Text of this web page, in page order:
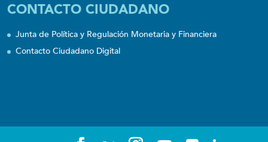
CONTACTO CIUDADANO
Junta de Política y Regulación Monetaria y Financiera
Contacto Ciudadano Digital